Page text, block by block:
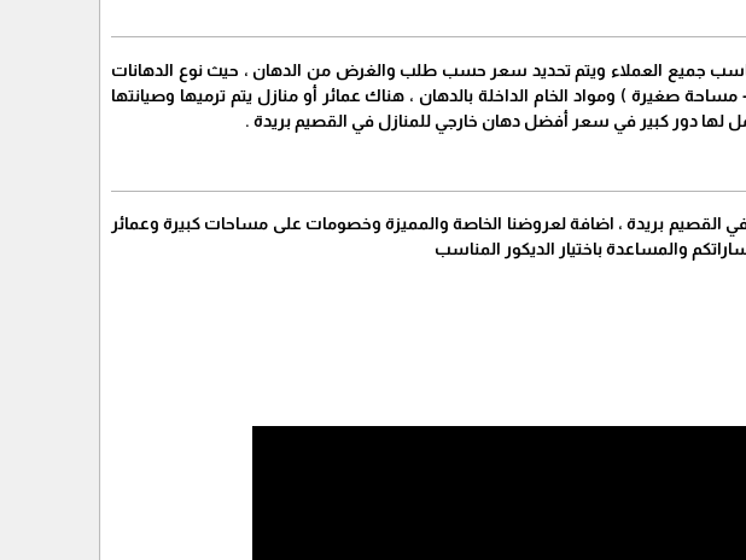
جميع العملاء ويتم تحديد سعر حسب طلب والغرض من الدهان ، حيث نوع الدهانات
صغيرة ) ومواد الخام الداخلة بالدهان ، هناك عمائر أو منازل يتم ترميها وصيانتها
دور كبير في سعر أفضل دهان خارجي للمنازل في القصيم بريدة .
القصيم بريدة ، اضافة لعروضنا الخاصة والمميزة وخصومات على مساحات كبيرة وعمائر
والمساعدة باختيار الديكور المناسب